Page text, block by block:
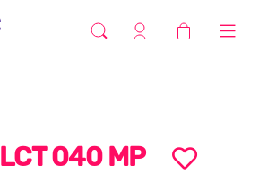
LCT 040 MP